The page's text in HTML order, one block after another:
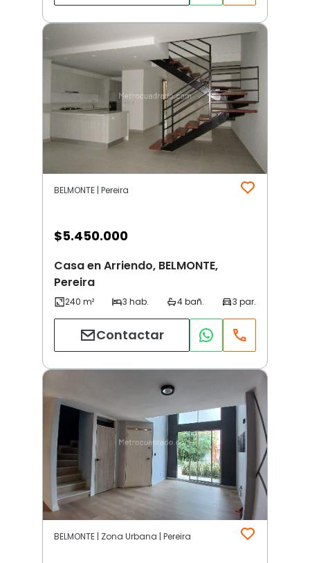
BELMONTE | Pereira
$5.450.000
Casa en Arriendo, BELMONTE,
Pereira
Contactar
BELMONTE | Zona Urbana | Pereira